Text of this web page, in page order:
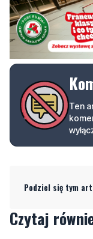
Ten
Podziel się tym
Czytaj